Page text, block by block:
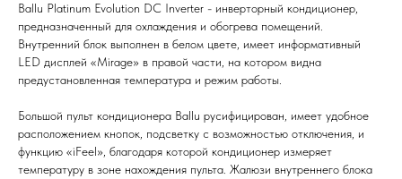
Ballu Platinum Evolution DC Inverter - инверторный кондиционер,
предназначенный для охлаждения и обогрева помещений.
Внутренний блок выполнен в белом цвете, имеет информативный
LED дисплей «Mirage» в правой части, на котором видна
предустановленная температура и режим работы.
Большой пульт кондиционера Ballu русифицирован, имеет удобное
расположением кнопок, подсветку с возможностью отключения, и
функцию «iFeel», благодаря которой кондиционер измеряет
температуру в зоне нахождения пульта. Жалюзи внутреннего блока